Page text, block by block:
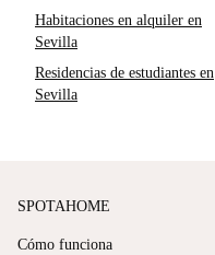
Habitaciones en alquiler en
Sevilla
Residencias de estudiantes en
Sevilla
SPOTAHOME
Cómo funciona